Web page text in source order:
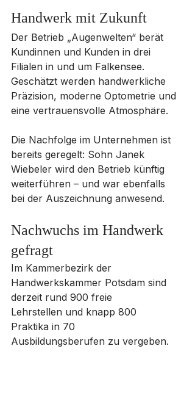
Handwerk mit Zukunft
Der Betrieb „Augenwelten“ berät
Kundinnen und Kunden in drei
Filialen in und um Falkensee.
Geschätzt werden handwerkliche
Präzision, moderne Optometrie und
eine vertrauensvolle Atmosphäre.
Die Nachfolge im Unternehmen ist
bereits geregelt: Sohn Janek
Wiebeler wird den Betrieb künftig
weiterführen – und war ebenfalls
bei der Auszeichnung anwesend.
Nachwuchs im Handwerk
gefragt
Im Kammerbezirk der
Handwerkskammer Potsdam sind
derzeit rund 900 freie
Lehrstellen und knapp 800
Praktika in 70
Ausbildungsberufen zu vergeben.